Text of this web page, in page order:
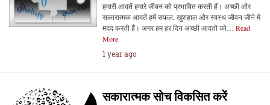
हमारी आदतें हमारे जीवन को प्रभावित करती हैं। अच्छी और
सकारात्मक आदतें हमें सफल, खुशहाल और स्वस्थ जीवन जीने में
मदद करती हैं। अगर हम हर दिन अच्छी आदतों को… Read
More
1 year ago
सकारात्मक सोच विकसित करें